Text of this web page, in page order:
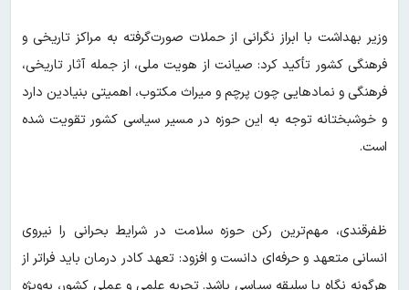
وزیر بهداشت با ابراز نگرانی از حملات صورت‌گرفته به مراکز تاریخی و
فرهنگی کشور تأکید کرد: صیانت از هویت ملی، از جمله آثار تاریخی،
فرهنگی و نمادهایی چون پرچم و میراث مکتوب، اهمیتی بنیادین دارد
و خوشبختانه توجه به این حوزه در مسیر سیاسی کشور تقویت شده
است.
ظفرقندی، مهم‌ترین رکن حوزه سلامت در شرایط بحرانی را نیروی
انسانی متعهد و حرفه‌ای دانست و افزود: تعهد کادر درمان باید فراتر از
هرگونه نگاه یا سلیقه سیاسی باشد. تجربه علمی و عملی کشور، به‌ویژه